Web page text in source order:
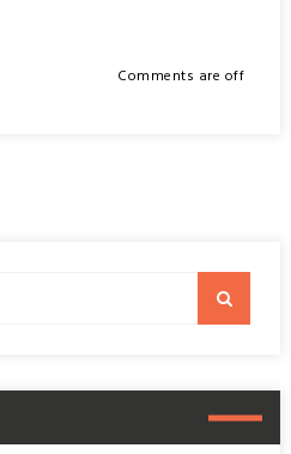
Comments are off